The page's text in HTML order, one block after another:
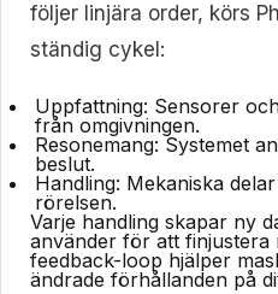
följer linjära order, körs
ständig cykel:
Uppfattning: Sensorer
från omgivningen.
Resonemang: Systemet
beslut.
Handling: Mekaniska
rörelsen.
Varje handling skapar ny
använder för att finjustera
feedback-loop hjälper
ändrade förhållanden på